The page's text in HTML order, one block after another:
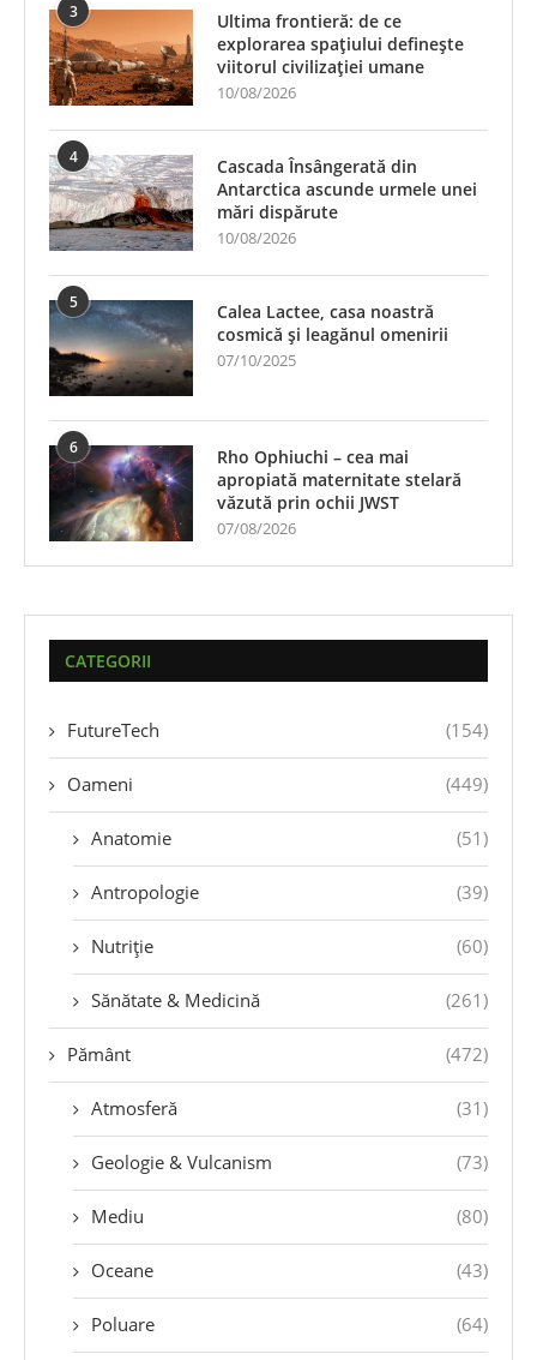
3
Ultima frontieră: de ce
explorarea spațiului definește
viitorul civilizației umane
10/08/2026
4
Cascada Însângerată din
Antarctica ascunde urmele unei
mări dispărute
10/08/2026
5
Calea Lactee, casa noastră
cosmică și leagănul omenirii
07/10/2025
6
Rho Ophiuchi – cea mai
apropiată maternitate stelară
văzută prin ochii JWST
07/08/2026
CATEGORII
FutureTech (154)
Oameni (449)
Anatomie (51)
Antropologie (39)
Nutriție (60)
Sănătate & Medicină (261)
Pământ (472)
Atmosferă (31)
Geologie & Vulcanism (73)
Mediu (80)
Oceane (43)
Poluare (64)